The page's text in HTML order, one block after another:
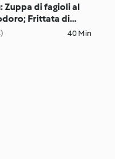
Zuppa di fagioli al
Frittata di
e Feta
40 Min